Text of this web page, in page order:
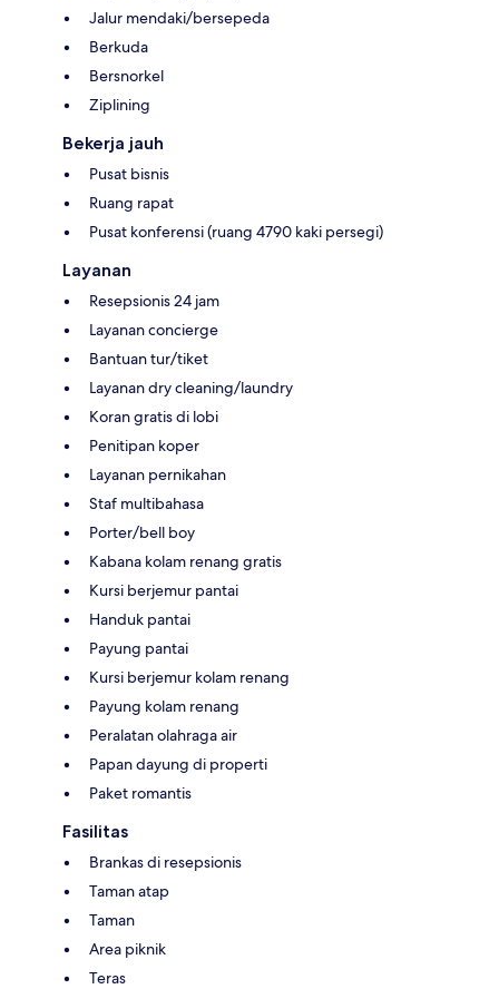
Jalur mendaki/bersepeda
Berkuda
Bersnorkel
Ziplining
Bekerja jauh
Pusat bisnis
Ruang rapat
Pusat konferensi (ruang 4790 kaki persegi)
Layanan
Resepsionis 24 jam
Layanan concierge
Bantuan tur/tiket
Layanan dry cleaning/laundry
Koran gratis di lobi
Penitipan koper
Layanan pernikahan
Staf multibahasa
Porter/bell boy
Kabana kolam renang gratis
Kursi berjemur pantai
Handuk pantai
Payung pantai
Kursi berjemur kolam renang
Payung kolam renang
Peralatan olahraga air
Papan dayung di properti
Paket romantis
Fasilitas
Brankas di resepsionis
Taman atap
Taman
Area piknik
Teras